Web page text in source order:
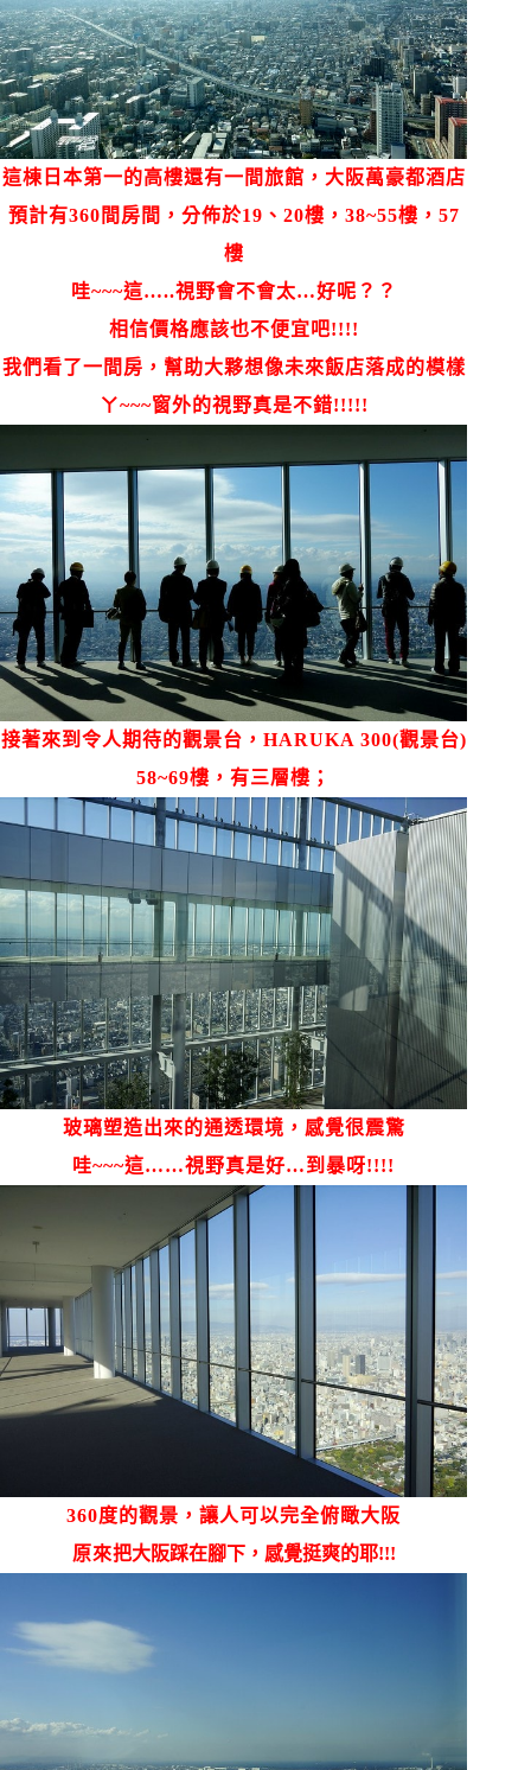
這棟日本第一的高樓還有一間旅館，大阪萬豪都酒店
預計有360間房間，分佈於19、20樓，38~55樓，57
樓
哇~~~這…..視野會不會太…好呢？？
相信價格應該也不便宜吧!!!!
我們看了一間房，幫助大夥想像未來飯店落成的模樣
ㄚ~~~窗外的視野真是不錯!!!!!
接著來到令人期待的觀景台， HARUKA 300(觀景台)
58~69樓，有三層樓；
玻璃塑造出來的通透環境，感覺很震驚
哇~~~這……視野真是好…到暴呀!!!!
360度的觀景，讓人可以完全俯瞰大阪
原來把大阪踩在腳下，感覺挺爽的耶!!!